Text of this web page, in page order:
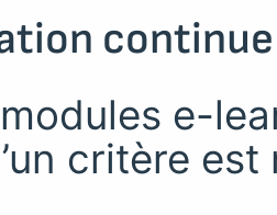
e-
critère